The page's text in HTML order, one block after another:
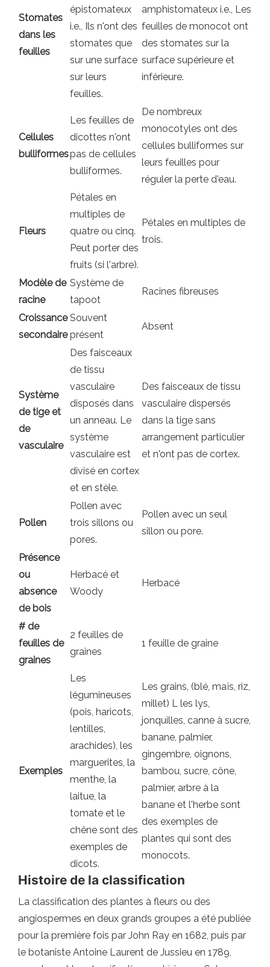
Stomates
dans les
feuilles
épistomateux
i.e., Ils n'ont des
stomates que
sur une surface
sur leurs
feuilles.
amphistomateux i.e., Les
feuilles de monocot ont
des stomates sur la
surface supérieure et
inférieure.
Cellules
bulliformes
Les feuilles de
dicottes n'ont
pas de cellules
bulliformes.
De nombreux
monocotyles ont des
cellules bulliformes sur
leurs feuilles pour
réguler la perte d'eau.
Fleurs
Pétales en
multiples de
quatre ou cinq.
Peut porter des
fruits (si l'arbre).
Pétales en multiples de
trois.
Modèle de
racine
Système de
tapoot
Racines fibreuses
Croissance
secondaire
Souvent
présent
Absent
Système
de tige et
de
vasculaire
Des faisceaux
de tissu
vasculaire
disposés dans
un anneau. Le
système
vasculaire est
divisé en cortex
et en stèle.
Des faisceaux de tissu
vasculaire dispersés
dans la tige sans
arrangement particulier
et n'ont pas de cortex.
Pollen
Pollen avec
trois sillons ou
pores.
Pollen avec un seul
sillon ou pore.
Présence
ou
absence
de bois
Herbacé et
Woody
Herbacé
# de
feuilles de
graines
2 feuilles de
graines
1 feuille de graine
Exemples
Les
légumineuses
(pois, haricots,
lentilles,
arachides), les
marguerites, la
menthe, la
laitue, la
tomate et le
chêne sont des
exemples de
dicots.
Les grains, (blé, maïs, riz,
millet) L les lys,
jonquilles, canne à sucre,
banane, palmier,
gingembre, oignons,
bambou, sucre, cône,
palmier, arbre à la
banane et l'herbe sont
des exemples de
plantes qui sont des
monocots.
Histoire de la classification
La classification des plantes à fleurs ou des
angiospermes en deux grands groupes a été publiée
pour la première fois par John Ray en 1682, puis par
le botaniste Antoine Laurent de Jussieu en 1789,